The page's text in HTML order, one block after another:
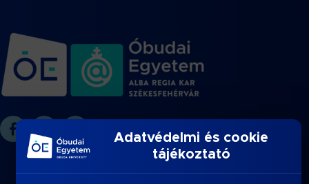
Adatvédelmi és cookie
tájékoztató